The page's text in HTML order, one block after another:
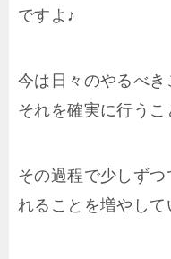
ですよ♪
今は日々のやるべき
それを確実に行うこ
その過程で少しず
れることを増やして